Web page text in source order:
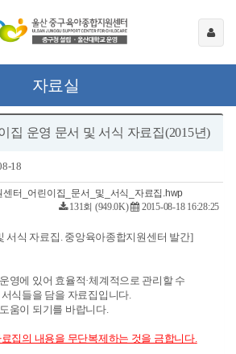
자료실
집 운영 문서 및 서식 자료집(2015년)
18
터_어린이집_문서_및_서식_자료집.hwp
131회 (949.0K)
2015-08-18 16:28:25
서식 자료집. 중앙육아종합지원센터 발간]
영에 있어 효율적·체계적으로 관리할 수
식들을 담을 자료집입니다.
움이 되기를 바랍니다.
집의 내용을 무단복제하는 것을 금합니다.